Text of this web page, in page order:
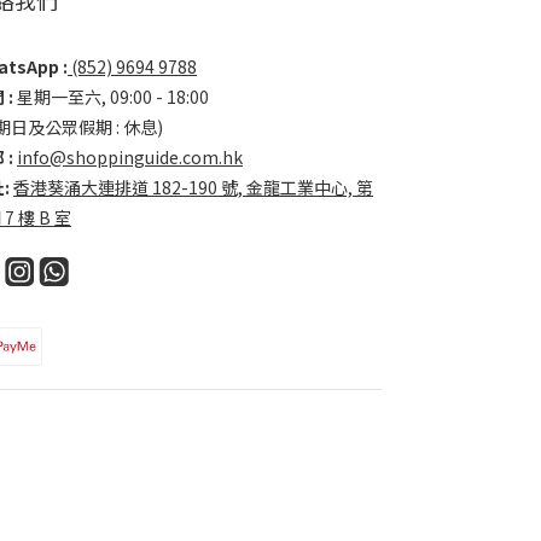
: (852) 9694 9788
: 星期一至六, 09:00 - 18:00
日及公眾假期 : 休息)
: info@shoppinguide.com.hk
: 香港葵涌大連排道 182-190 號, 金龍工業中心, 第
7 樓 B 室